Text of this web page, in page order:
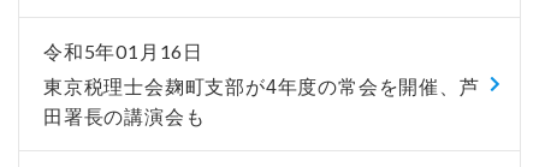
令和5年01月16日
東京税理士会麹町支部が4年度の常会を開催、芦
田署長の講演会も